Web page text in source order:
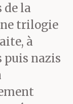
de la
trilogie
à
puis nazis